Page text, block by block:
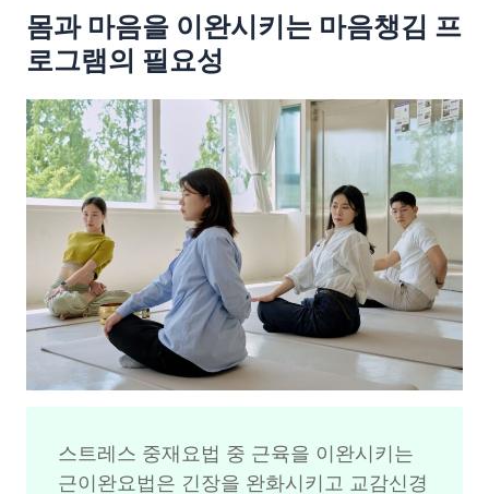
몸과 마음을 이완시키는 마음챙김 프
로그램의 필요성
스트레스 중재요법 중 근육을 이완시키는
근이완요법은 긴장을 완화시키고 교감신경